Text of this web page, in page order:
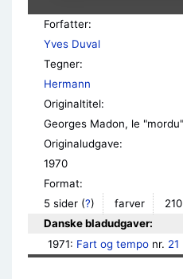
Forfatter:
Yves Duval
Tegner:
Hermann
Originaltitel:
Georges Madon, le "mordu"
Originaludgave:
1970
Format:
5 sider (?) farver
Danske bladudgaver:
1971: Fart og tempo nr. 21